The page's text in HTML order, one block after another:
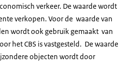
verkeer. De waarde wordt
verkopen. Voor de waarde van
wordt ook gebruik gemaakt van
het CBS is vastgesteld. De waarde
objecten wordt door